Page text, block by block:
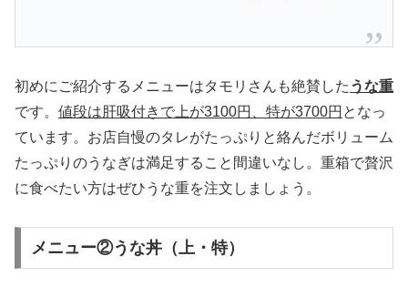
初めにご紹介するメニューはタモリさんも絶賛した うな重
です。 値段は肝吸付きで上が3100円、特が3700円 となっ
ています。お店自慢のタレがたっぷりと絡んだボリューム
たっぷりのうなぎは満足すること間違いなし。重箱で贅沢
に食べたい方はぜひうな重を注文しましょう。
メニュー②うな丼（上・特）